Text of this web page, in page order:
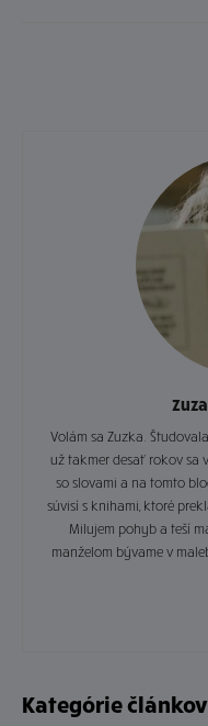
Volám sa Zuzka.
už takmer desať rokov sa
so slovami a na tomto
súvisí s knihami, ktoré
Milujem pohyb a teší
manželom bývame v
Kategórie článkov